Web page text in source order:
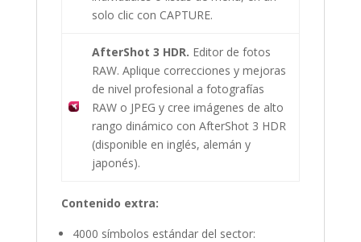
solo clic con CAPTURE.
AfterShot 3 HDR. Editor de fotos
RAW. Aplique correcciones y mejoras
de nivel profesional a fotografías
RAW o JPEG y cree imágenes de alto
rango dinámico con AfterShot 3 HDR
(disponible en inglés, alemán y
japonés).
Contenido extra:
4000 símbolos estándar del sector: